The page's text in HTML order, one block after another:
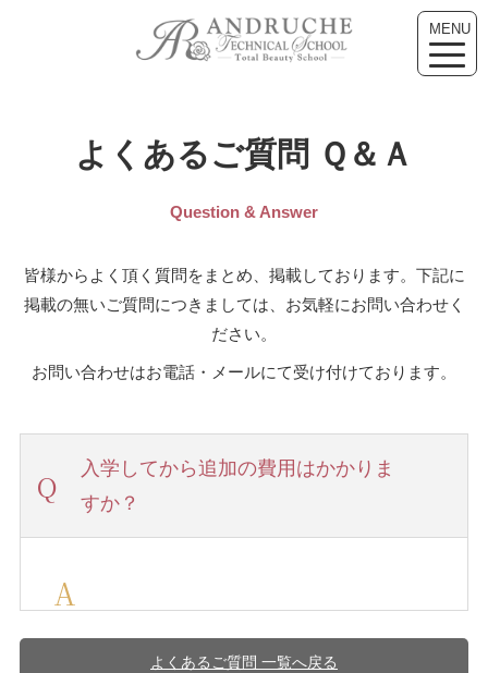
MENU
toggle
よくあるご質問 Ｑ＆Ａ
Question & Answer
皆様からよく頂く質問をまとめ、掲載しております。下記に
掲載の無いご質問につきましては、お気軽にお問い合わせく
ださい。
お問い合わせはお電話・メールにて受け付けております。
入学してから追加の費用はかかりま
すか？
よくあるご質問 一覧へ戻る